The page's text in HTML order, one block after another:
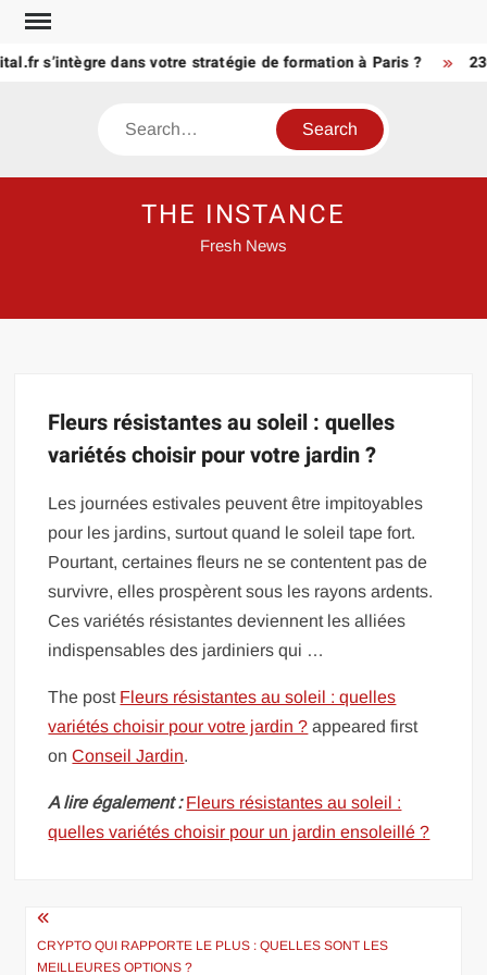
Skip
contents’intègre dans votre stratégie de formation à Paris ?
Search
THE INSTANCE
Fresh News
Fleurs résistantes au soleil : quelles
variétés choisir pour votre jardin ?
Les journées estivales peuvent être impitoyables
pour les jardins, surtout quand le soleil tape fort.
Pourtant, certaines fleurs ne se contentent pas de
survivre, elles prospèrent sous les rayons ardents.
Ces variétés résistantes deviennent les alliées
indispensables des jardiniers qui …
The post Fleurs résistantes au soleil : quelles
variétés choisir pour votre jardin ? appeared first
onConseil Jardin.
A lire également : Fleurs résistantes au soleil :
quelles variétés choisir pour un jardin ensoleillé ?
Navigation
de
CRYPTO QUI RAPPORTE LE PLUS : QUELLES SONT LES
MEILLEURES OPTIONS ?